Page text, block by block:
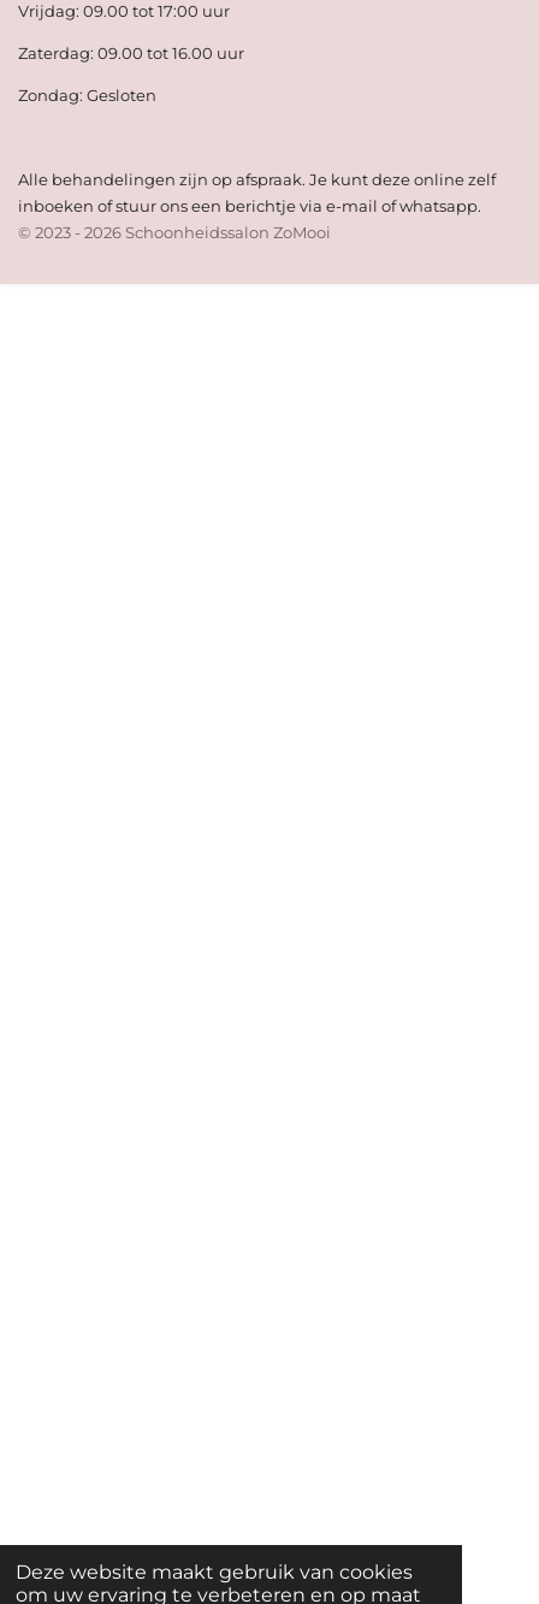
Deze website maakt gebruik van cookies
om uw ervaring te verbeteren en op maat
Vrijdag: 09.00 tot 17:00 uur
Zaterdag: 09.00 tot 16.00 uur
Zondag: Gesloten
Alle behandelingen zijn op afspraak. Je kunt deze online zelf
inboeken of stuur ons een berichtje via e-mail of whatsapp.
© 2023 - 2026 Schoonheidssalon ZoMooi